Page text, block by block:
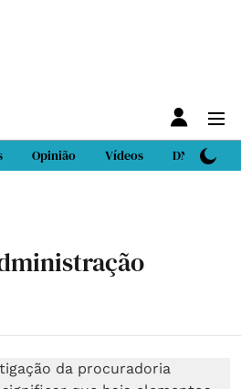
Opinião Vídeos DN Sport